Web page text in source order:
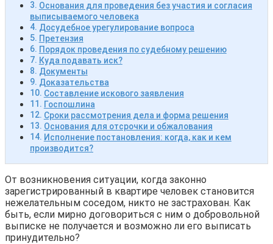
Основания для проведения без участия и согласия
выписываемого человека
Досудебное урегулирование вопроса
Претензия
Порядок проведения по судебному решению
Куда подавать иск?
Документы
Доказательства
Составление искового заявления
Госпошлина
Сроки рассмотрения дела и форма решения
Основания для отсрочки и обжалования
Исполнение постановления: когда, как и кем
производится?
От возникновения ситуации, когда законно
зарегистрированный в квартире человек становится
нежелательным соседом, никто не застрахован. Как
быть, если мирно договориться с ним о добровольной
выписке не получается и возможно ли его выписать
принудительно?